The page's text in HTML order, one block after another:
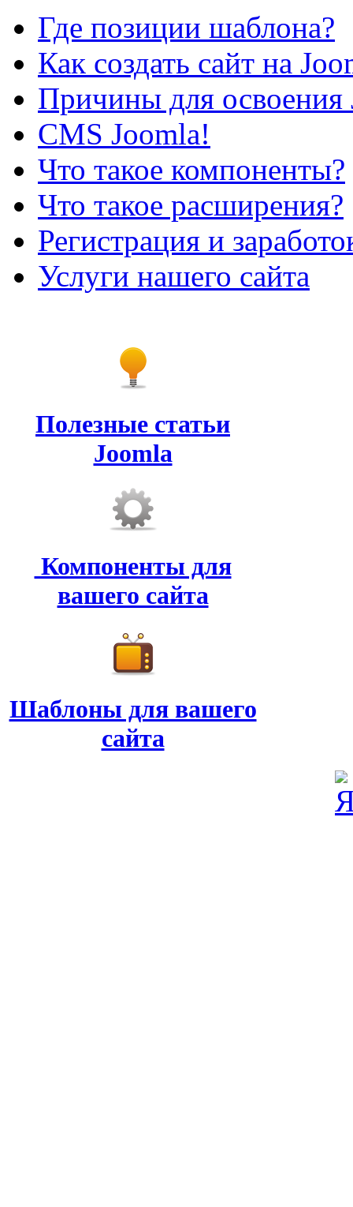
Где позиции шаблона?
Как создать сайт на
Причины для освоения
CMS Joomla!
Что такое компоненты?
Что такое расширения?
Регистрация и
Услуги нашего сайта
Полезные статьи
Joomla
Компоненты для
вашего сайта
Шаблоны для вашего
сайта